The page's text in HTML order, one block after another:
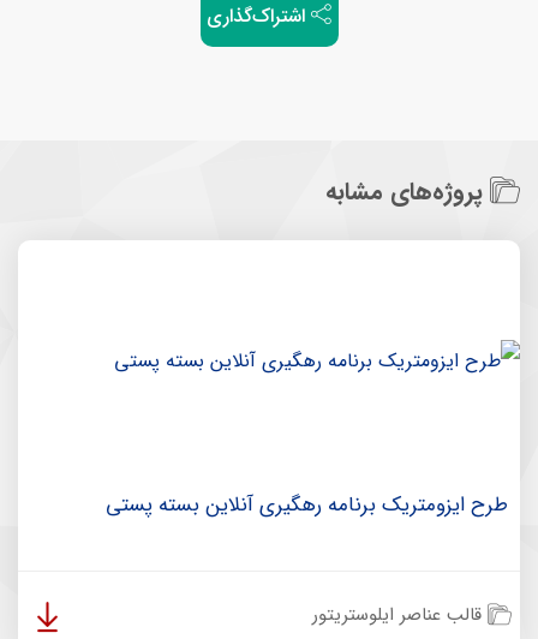
اشتراک‌گذاری
پروژه‌های مشابه
طرح ایزومتریک برنامه رهگیری آنلاین بسته پستی
قالب عناصر ایلوستریتور